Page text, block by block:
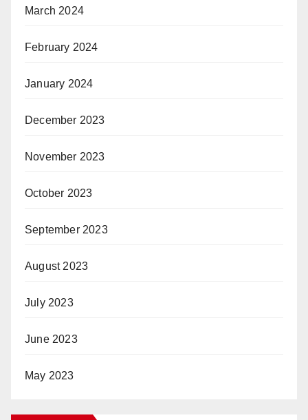
March 2024
February 2024
January 2024
December 2023
November 2023
October 2023
September 2023
August 2023
July 2023
June 2023
May 2023